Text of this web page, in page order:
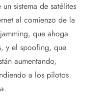
sistema de satélites
al comienzo de la
que ahoga
y el spoofing, que
aumentando,
a los pilotos